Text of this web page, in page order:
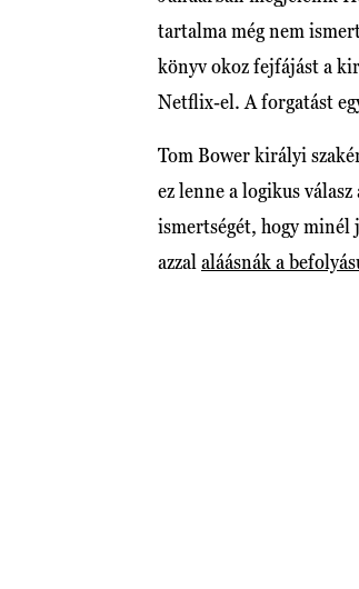
tartalma még nem
könyv okoz fejfájást a
Netflix-el. A forgatást
Tom Bower királyi
ez lenne a logikus
ismertségét, hogy
azzal aláásnák a